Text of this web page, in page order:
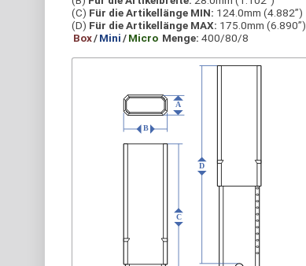
(C) Für die Artikellänge MIN: 124.0mm (4.882”)
(D) Für die Artikellänge MAX: 175.0mm (6.890”)
Box/Mini/Micro Menge: 400/80/8